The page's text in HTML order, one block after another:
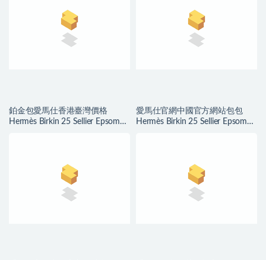
鉑金包愛馬仕香港臺灣價格
Hermès Birkin 25 Sellier Epsom
愛馬仕官網中國官方網站包包
Hermès Birkin 25 Sellier Epsom